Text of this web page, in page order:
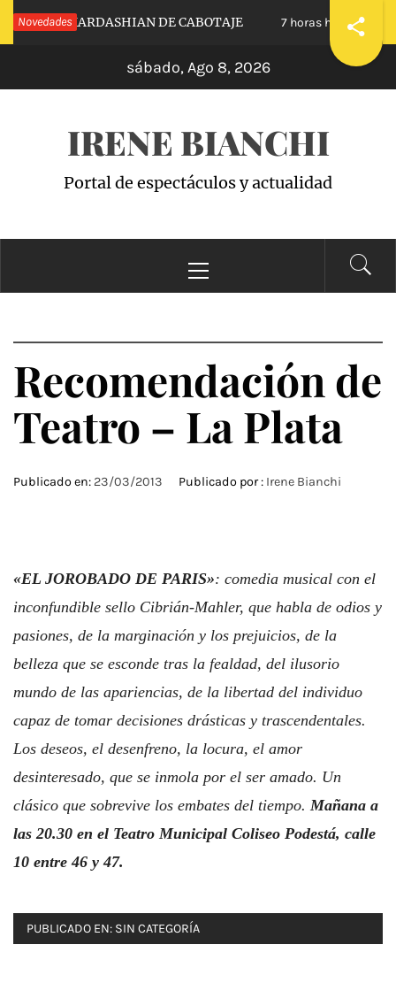
Saltar
al
NovedadesKARDASHIAN DE CABOTAJE 7 horas hace
sábado, Ago 8, 2026
IRENE BIANCHI
Portal de espectáculos y actualidad
principal
Recomendación de
Teatro – La Plata
Publicado en: 23/03/2013 Publicado por : Irene Bianchi
«EL JOROBADO DE PARIS»: comedia musical con el
inconfundible sello Cibrián-Mahler, que habla de odios y
pasiones, de la marginación y los prejuicios, de la
belleza que se esconde tras la fealdad, del ilusorio
mundo de las apariencias, de la libertad del individuo
capaz de tomar decisiones drásticas y trascendentales.
Los deseos, el desenfreno, la locura, el amor
desinteresado, que se inmola por el ser amado. Un
clásico que sobrevive los embates del tiempo.Mañana a
las 20.30 en el Teatro Municipal Coliseo Podestá, calle
10 entre 46 y 47.
PUBLICADO EN: SIN CATEGORÍA